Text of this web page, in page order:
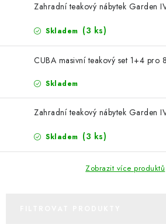
POLSTRY
PERGOLY
GRILY
Zahradní teakový nábytek Garden
Skladem (3 ks)
CUBA masivní teakový set 1+4 pro
Skladem
Zahradní teakový nábytek Garden
Skladem (3 ks)
Zobrazit více produktů